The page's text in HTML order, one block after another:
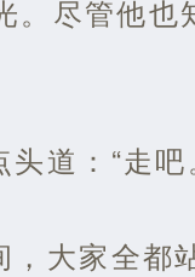
。尽管他
道：“走吧
大家全都